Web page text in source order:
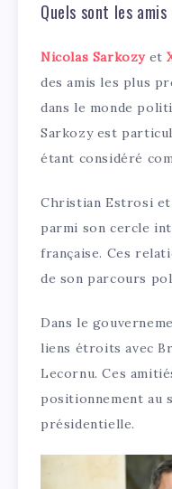
Quels sont les
Nicolas Sarkozyet
des amis les plus
dans le monde
Sarkozy est
étant considéré
Christian Estrosi et
parmi son cercle
française. Ces
de son parcours
Dans le
liens étroits avec
Lecornu. Ces
positionnement au
présidentielle.